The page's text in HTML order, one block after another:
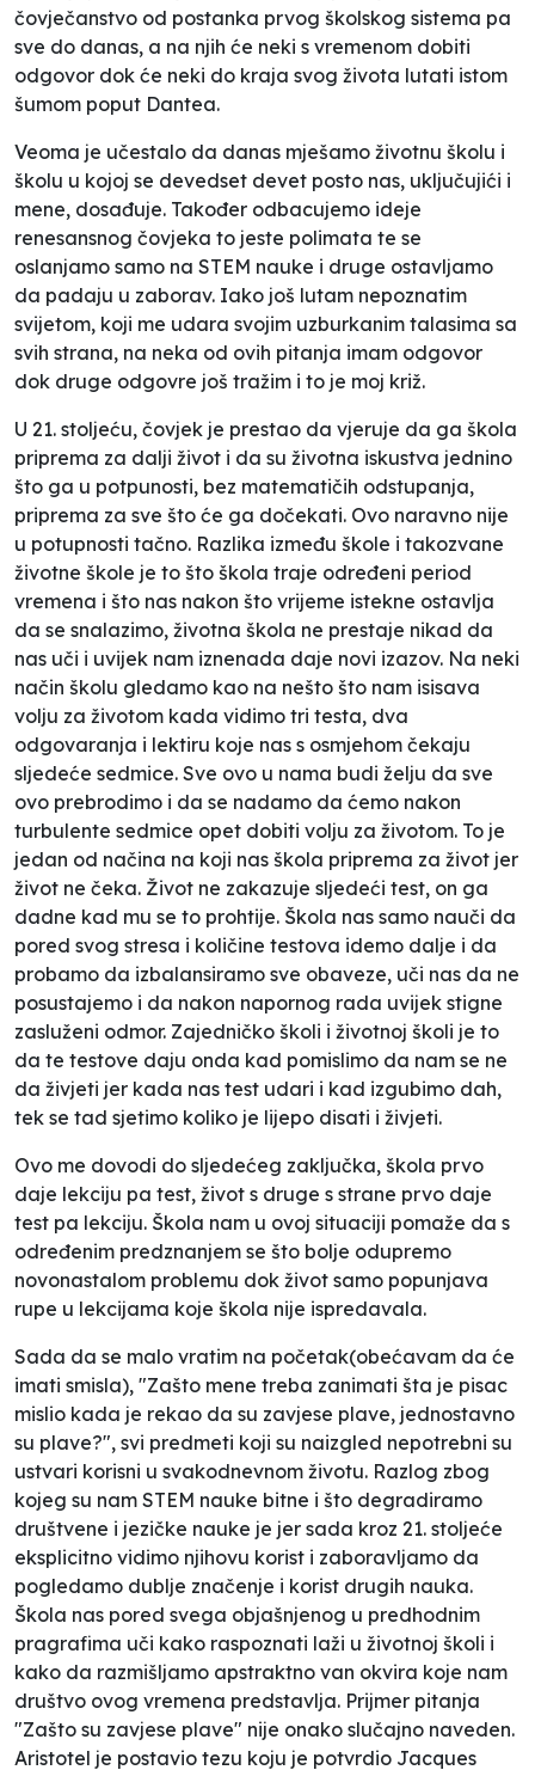
čovječanstvo od postanka prvog školskog sistema pa
sve do danas, a na njih će neki s vremenom dobiti
odgovor dok će neki do kraja svog života lutati istom
šumom poput Dantea.
Veoma je učestalo da danas mješamo životnu školu i
školu u kojoj se devedset devet posto nas, uključujići i
mene, dosađuje. Također odbacujemo ideje
renesansnog čovjeka to jeste polimata te se
oslanjamo samo na STEM nauke i druge ostavljamo
da padaju u zaborav. Iako još lutam nepoznatim
svijetom, koji me udara svojim uzburkanim talasima sa
svih strana, na neka od ovih pitanja imam odgovor
dok druge odgovre još tražim i to je moj križ.
U 21. stoljeću, čovjek je prestao da vjeruje da ga škola
priprema za dalji život i da su životna iskustva jednino
što ga u potpunosti, bez matematičih odstupanja,
priprema za sve što će ga dočekati. Ovo naravno nije
u potupnosti tačno. Razlika između škole i takozvane
životne škole je to što škola traje određeni period
vremena i što nas nakon što vrijeme istekne ostavlja
da se snalazimo, životna škola ne prestaje nikad da
nas uči i uvijek nam iznenada daje novi izazov. Na neki
način školu gledamo kao na nešto što nam isisava
volju za životom kada vidimo tri testa, dva
odgovaranja i lektiru koje nas s osmjehom čekaju
sljedeće sedmice. Sve ovo u nama budi želju da sve
ovo prebrodimo i da se nadamo da ćemo nakon
turbulente sedmice opet dobiti volju za životom. To je
jedan od načina na koji nas škola priprema za život jer
život ne čeka. Život ne zakazuje sljedeći test, on ga
dadne kad mu se to prohtije. Škola nas samo nauči da
pored svog stresa i količine testova idemo dalje i da
probamo da izbalansiramo sve obaveze, uči nas da ne
posustajemo i da nakon napornog rada uvijek stigne
zasluženi odmor. Zajedničko školi i životnoj školi je to
da te testove daju onda kad pomislimo da nam se ne
da živjeti jer kada nas test udari i kad izgubimo dah,
tek se tad sjetimo koliko je lijepo disati i živjeti.
Ovo me dovodi do sljedećeg zaključka, škola prvo
daje lekciju pa test, život s druge s strane prvo daje
test pa lekciju. Škola nam u ovoj situaciji pomaže da s
određenim predznanjem se što bolje odupremo
novonastalom problemu dok život samo popunjava
rupe u lekcijama koje škola nije ispredavala.
Sada da se malo vratim na početak(obećavam da će
imati smisla), "Zašto mene treba zanimati šta je pisac
mislio kada je rekao da su zavjese plave, jednostavno
su plave?", svi predmeti koji su naizgled nepotrebni su
ustvari korisni u svakodnevnom životu. Razlog zbog
kojeg su nam STEM nauke bitne i što degradiramo
društvene i jezičke nauke je jer sada kroz 21. stoljeće
eksplicitno vidimo njihovu korist i zaboravljamo da
pogledamo dublje značenje i korist drugih nauka.
Škola nas pored svega objašnjenog u predhodnim
pragrafima uči kako raspoznati laži u životnoj školi i
kako da razmišljamo apstraktno van okvira koje nam
društvo ovog vremena predstavlja. Prijmer pitanja
"Zašto su zavjese plave" nije onako slučajno naveden.
Aristotel je postavio tezu koju je potvrdio Jacques